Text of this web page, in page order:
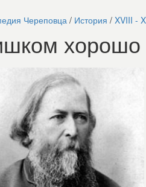
Череповца/ История / XVIII -
хорошо